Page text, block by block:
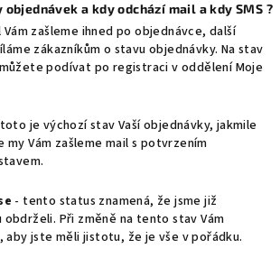
objednávek a kdy odchází mail a kdy SMS ?
zašleme ihned po objednávce, další
zákazníkům o stavu objednávky. Na stav
podívat po registraci v oddělení Moje
je výchozí stav Vaší objednávky, jakmile
Vám zašleme mail s potvrzením
- tento status znamená, že jsme již
Při změně na tento stav Vám
aby jste měli jistotu, že je vše v pořádku.